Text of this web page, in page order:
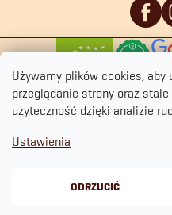
Używamy plików cookies, aby
przeglądanie strony oraz
użyteczność dzięki analizie
Ustawienia
ODRZUCIĆ
Copyright 2026